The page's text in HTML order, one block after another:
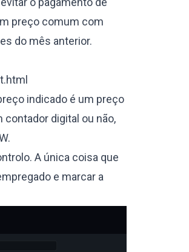
preço comum com
do mês anterior.
indicado é um preço
digital ou não,
A única coisa que
e marcar a